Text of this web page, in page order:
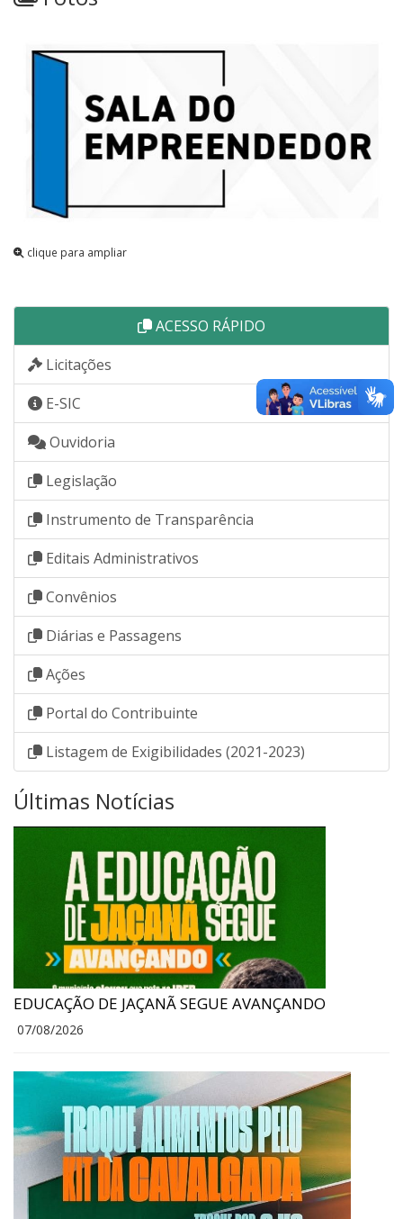
clique para ampliar
ACESSO RÁPIDO
Licitações
E-SIC
Ouvidoria
Legislação
Instrumento de Transparência
Editais Administrativos
Convênios
Diárias e Passagens
Ações
Portal do Contribuinte
Listagem de Exigibilidades (2021-2023)
Últimas Notícias
EDUCAÇÃO DE JAÇANÃ SEGUE AVANÇANDO
07/08/2026